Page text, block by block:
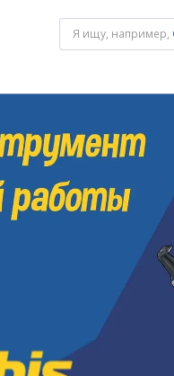
Я ищу, например,